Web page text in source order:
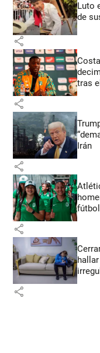
Luto
de
share
tras
share
Irán
share
share
share